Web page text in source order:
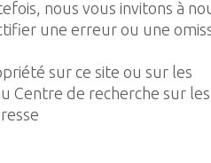
nous vous invitons à
une erreur ou une
sur ce site ou sur les
Centre de recherche sur les